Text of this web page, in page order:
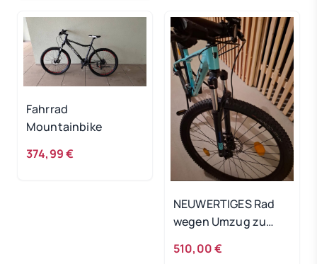
Fahrrad
Mountainbike
374,99 €
NEUWERTIGES Rad
wegen Umzug zu
510,00 €